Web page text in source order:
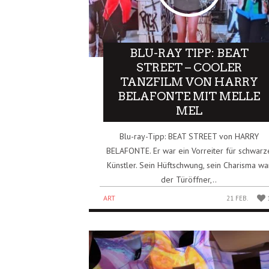
BLU-RAY TIPP: BEAT
STREET – COOLER
TANZFILM VON HARRY
BELAFONTE MIT MELLE
MEL
Blu-ray-Tipp: BEAT STREET von HARRY
BELAFONTE. Er war ein Vorreiter für
Künstler. Sein Hüftschwung, sein Charisma
der Türöffner,..
ART 21 FEB.